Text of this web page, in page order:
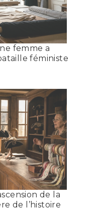
femme a
féministe
de la
de l’histoire